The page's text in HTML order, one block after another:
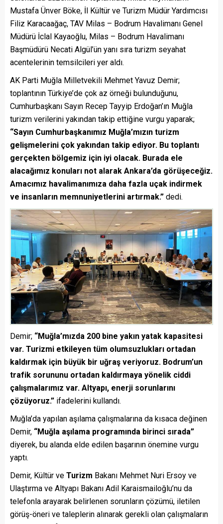
Mustafa Ünver Böke, İl Kültür ve Turizm Müdür Yardımcısı
Filiz Karacaağaç, TAV Milas – Bodrum Havalimanı Genel
Müdürü İclal Kayaoğlu, Milas – Bodrum Havalimanı
Başmüdürü Necati Algül’ün yanı sıra turizm seyahat
acentelerinin temsilcileri yer aldı.
AK Parti Muğla Milletvekili Mehmet Yavuz Demir;
toplantının Türkiye’de çok az örneği bulunduğunu,
Cumhurbaşkanı Sayın Recep Tayyip Erdoğan’ın Muğla
turizm verilerini yakından takip ettiğine vurgu yaparak;
“Sayın Cumhurbaşkanımız Muğla’mızın turizm
gelişmelerini çok yakından takip ediyor. Bu toplantı
gerçekten bölgemiz için iyi olacak. Burada ele
alacağımız konuları not alarak Ankara’da görüşeceğiz.
Amacımız havalimanımıza daha fazla uçak indirmek
ve insanların memnuniyetlerini artırmak.” dedi.
Demir; “Muğla’mızda 200 bine yakın yatak kapasitesi
var. Turizmi etkileyen tüm olumsuzlukları ortadan
kaldırmak için büyük bir uğraş veriyoruz. Bodrum’un
trafik sorununu ortadan kaldırmaya yönelik ciddi
çalışmalarımız var. Altyapı, enerji sorunlarını
çözüyoruz.” ifadelerini kullandı.
Muğla’da yapılan aşılama çalışmalarına da kısaca değinen
Demir, “Muğla aşılama programında birinci sırada”
diyerek, bu alanda elde edilen başarının önemine vurgu
yaptı.
Demir, Kültür ve Turizm Bakanı Mehmet Nuri Ersoy ve
Ulaştırma ve Altyapı Bakanı Adil Karaismailoğlu’nu da
telefonla arayarak belirlenen sorunların çözümü, iletilen
görüş-öneri ve taleplerin alınarak gerekli olan çalışmaların